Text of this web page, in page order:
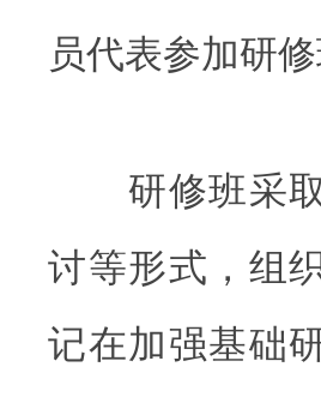
员代表参加研修
研修班采取
讨等形式，组
记在加强基础